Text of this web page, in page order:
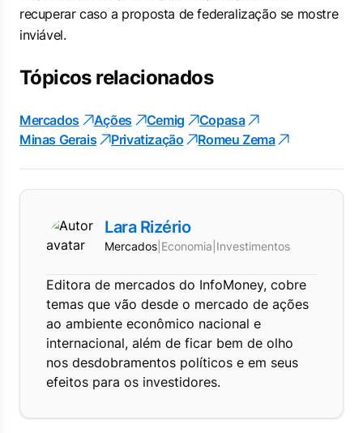
recuperar caso a proposta de federalização se mostre
inviável.
Tópicos relacionados
Mercados Ações Cemig
Copasa
Minas Gerais
Privatização Romeu Zema
Lara Rizério
Mercados Economia Investimentos
Editora de mercados do InfoMoney, cobre
temas que vão desde o mercado de ações
ao ambiente econômico nacional e
internacional, além de ficar bem de olho
nos desdobramentos políticos e em seus
efeitos para os investidores.